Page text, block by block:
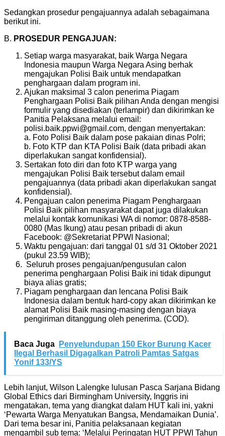
Sedangkan prosedur pengajuannya adalah sebagaimana
berikut ini.
B. PROSEDUR PENGAJUAN:
Setiap warga masyarakat, baik Warga Negara
Indonesia maupun Warga Negara Asing berhak
mengajukan Polisi Baik untuk mendapatkan
penghargaan dalam program ini.
Ajukan maksimal 3 calon penerima Piagam
Penghargaan Polisi Baik pilihan Anda dengan mengisi
formulir yang disediakan (terlampir) dan dikirimkan ke
Panitia Pelaksana melalui email:
polisi.baik.ppwi@gmail.com, dengan menyertakan:
a. Foto Polisi Baik dalam pose pakaian dinas Polri;
b. Foto KTP dan KTA Polisi Baik (data pribadi akan
diperlakukan sangat konfidensial).
Sertakan foto diri dan foto KTP warga yang
mengajukan Polisi Baik tersebut dalam email
pengajuannya (data pribadi akan diperlakukan sangat
konfidensial).
Pengajuan calon penerima Piagam Penghargaan
Polisi Baik pilihan masyarakat dapat juga dilakukan
melalui kontak komunikasi WA di nomor: 0878-8588-
0080 (Mas Ikung) atau pesan pribadi di akun
Facebook: @Sekretariat PPWI Nasional;
Waktu pengajuan: dari tanggal 01 s/d 31 Oktober 2021
(pukul 23.59 WIB);
Seluruh proses pengajuan/pengusulan calon
penerima penghargaan Polisi Baik ini tidak dipungut
biaya alias gratis;
Piagam penghargaan dan lencana Polisi Baik
Indonesia dalam bentuk hard-copy akan dikirimkan ke
alamat Polisi Baik masing-masing dengan biaya
pengiriman ditanggung oleh penerima. (COD).
Baca Juga
Penyelundupan 150 Ekor Burung Kacer
Ilegal Berhasil Digagalkan Patroli Pamtas Satgas
Yonif 133/YS
Lebih lanjut, Wilson Lalengke lulusan Pasca Sarjana Bidang
Global Ethics dari Birmingham University, Inggris ini
mengatakan, tema yang diangkat dalam HUT kali ini, yakni
‘Pewarta Warga Menyatukan Bangsa, Mendamaikan Dunia’.
Dari tema besar ini, Panitia pelaksanaan kegiatan
mengambil sub tema: ‘Melalui Peringatan HUT PPWI Tahun